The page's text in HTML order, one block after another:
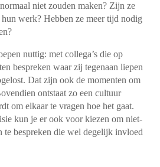
niet zouden maken? Zijn ze
werk? Hebben ze meer tijd nodig
nuttig: met collega’s die op
bespreken waar zij tegenaan liepen
Dat zijn ook de momenten om
ontstaat zo een cultuur
om elkaar te vragen hoe het gaat.
kun je er ook voor kiezen om niet-
te bespreken die wel degelijk invloed